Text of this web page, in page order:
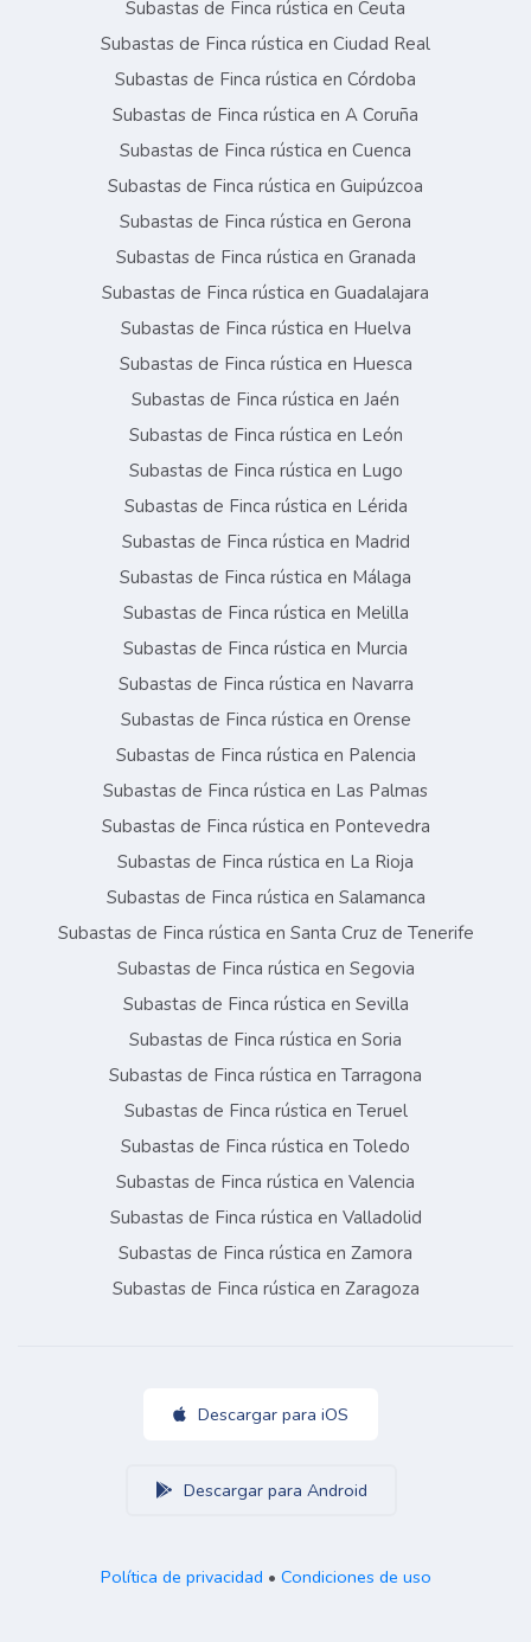
Subastas de Finca rústica en Ceuta
Subastas de Finca rústica en Ciudad Real
Subastas de Finca rústica en Córdoba
Subastas de Finca rústica en A Coruña
Subastas de Finca rústica en Cuenca
Subastas de Finca rústica en Guipúzcoa
Subastas de Finca rústica en Gerona
Subastas de Finca rústica en Granada
Subastas de Finca rústica en Guadalajara
Subastas de Finca rústica en Huelva
Subastas de Finca rústica en Huesca
Subastas de Finca rústica en Jaén
Subastas de Finca rústica en León
Subastas de Finca rústica en Lugo
Subastas de Finca rústica en Lérida
Subastas de Finca rústica en Madrid
Subastas de Finca rústica en Málaga
Subastas de Finca rústica en Melilla
Subastas de Finca rústica en Murcia
Subastas de Finca rústica en Navarra
Subastas de Finca rústica en Orense
Subastas de Finca rústica en Palencia
Subastas de Finca rústica en Las Palmas
Subastas de Finca rústica en Pontevedra
Subastas de Finca rústica en La Rioja
Subastas de Finca rústica en Salamanca
Subastas de Finca rústica en Santa Cruz de Tenerife
Subastas de Finca rústica en Segovia
Subastas de Finca rústica en Sevilla
Subastas de Finca rústica en Soria
Subastas de Finca rústica en Tarragona
Subastas de Finca rústica en Teruel
Subastas de Finca rústica en Toledo
Subastas de Finca rústica en Valencia
Subastas de Finca rústica en Valladolid
Subastas de Finca rústica en Zamora
Subastas de Finca rústica en Zaragoza
Descargar para iOS
Descargar para Android
Política de privacidad • Condiciones de uso